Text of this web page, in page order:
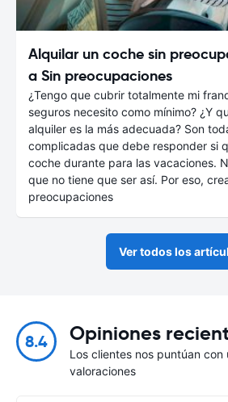
Alquilar un coche sin
a Sin preocupaciones
¿Tengo que cubrir totalmente mi
seguros necesito como mínimo? ¿Y
alquiler es la más adecuada? Son
complicadas que debe responder si
coche durante para las vacaciones.
que no tiene que ser así. Por eso,
preocupaciones
Ver todos los
8.4 Opiniones
Los clientes nos puntúan
valoraciones